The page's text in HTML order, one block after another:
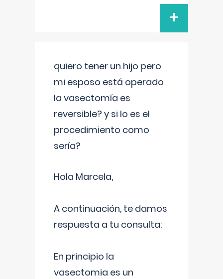
+
quiero tener un hijo pero
mi esposo está operado
la vasectomía es
reversible? y si lo es el
procedimiento como
sería?
Hola Marcela,
A continuación, te damos
respuesta a tu consulta:
En principio la
vasectomia es un